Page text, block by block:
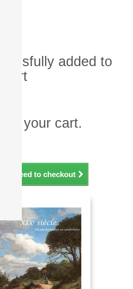
added to
cart
in your cart.
Proceed to checkout